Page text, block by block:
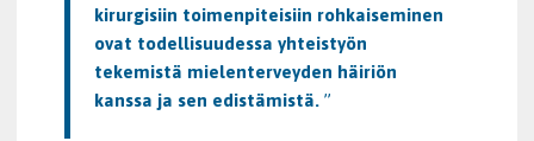
kirurgisiin toimenpiteisiin rohkaiseminen
ovat todellisuudessa yhteistyön
tekemistä mielenterveyden häiriön
kanssa ja sen edistämistä.”